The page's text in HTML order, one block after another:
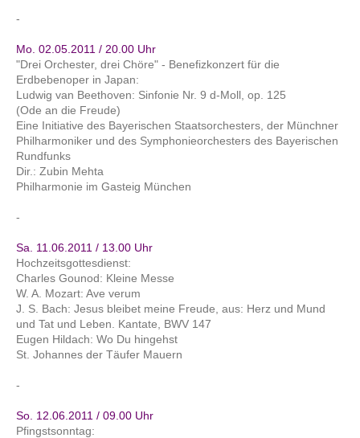
-
Mo. 02.05.2011 / 20.00 Uhr
"Drei Orchester, drei Chöre" - Benefizkonzert für die
Erdbebenoper in Japan:
Ludwig van Beethoven: Sinfonie Nr. 9 d-Moll, op. 125
(Ode an die Freude)
Eine Initiative des Bayerischen Staatsorchesters, der Münchner
Philharmoniker und des Symphonieorchesters des Bayerischen
Rundfunks
Dir.: Zubin Mehta
Philharmonie im Gasteig München
-
Sa. 11.06.2011 / 13.00 Uhr
Hochzeitsgottesdienst:
Charles Gounod: Kleine Messe
W. A. Mozart: Ave verum
J. S. Bach: Jesus bleibet meine Freude, aus: Herz und Mund
und Tat und Leben. Kantate, BWV 147
Eugen Hildach: Wo Du hingehst
St. Johannes der Täufer Mauern
-
So. 12.06.2011 / 09.00 Uhr
Pfingstsonntag: